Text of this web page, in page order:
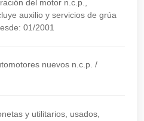
del motor n.c.p.,
auxilio y servicios de grúa
01/2001
nuevos n.c.p. /
y utilitarios, usados,